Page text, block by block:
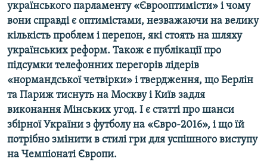
Усі сайти RFE/RL
українського парламенту «Єврооптимісти» і чому
вони справді є оптимістами, незважаючи на велику
кількість проблем і перепон, які стоять на шляху
українських реформ. Також є публікації про
підсумки телефонних перегорів лідерів
«нормандської четвірки» і твердження, що Берлін
та Париж тиснуть на Москву і Київ задля
виконання Мінських угод. І є статті про шанси
збірної України з футболу на «Євро-2016», і що їй
потрібно змінити в стилі гри для успішного виступу
на Чемпіонаті Європи.